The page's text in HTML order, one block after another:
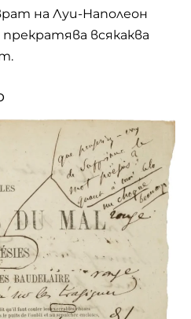
на Луи-Наполеон
прекратява всякаква